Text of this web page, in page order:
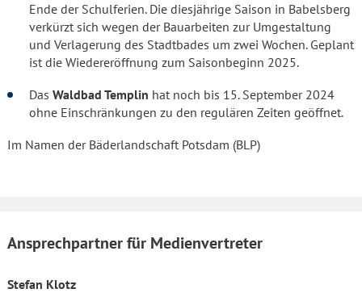
Ende der Schulferien. Die diesjährige Saison in Babelsberg
verkürzt sich wegen der Bauarbeiten zur Umgestaltung
und Verlagerung des Stadtbades um zwei Wochen. Geplant
ist die Wiedereröffnung zum Saisonbeginn 2025.
Das Waldbad Templin hat noch bis 15. September 2024
ohne Einschränkungen zu den regulären Zeiten geöffnet.
Im Namen der Bäderlandschaft Potsdam (BLP)
Ansprechpartner für Medienvertreter
Stefan Klotz